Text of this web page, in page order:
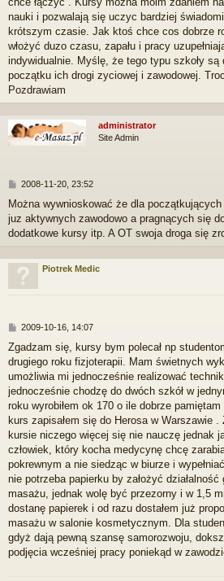
nauki i pozwalają się uczyc bardziej
krótszym czasie. Jak ktoś chce cos dobrze
włożyć duzo czasu, zapału i pracy
indywidualnie. Myślę, że tego typu szkoły są
początku ich drogi zyciowej i zawodowej.
Pozdrawiam
administrator
Site Admin
P
s
t
2008-11-20, 23:52
Można wywnioskować że dla
juz aktywnych zawodowo a pragnących się
dodatkowe kursy itp. A OT swoja droga się
Piotrek Medic
P
s
t
2009-10-16, 14:07
Zgadzam się, kursy bym polecał np
drugiego roku fizjoterapii. Mam świetnych
umożliwia mi jednocześnie realizować
jednocześnie chodzę do dwóch szkół w
roku wyrobiłem ok 170 o ile dobrze
kurs zapisałem się do Herosa w Warszawie
kursie niczego więcej się nie nauczę jednak
człowiek, który kocha medycynę chcę
pokrewnym a nie siedząc w biurze i
nie potrzeba papierku by założyć
masażu, jednak wolę być przezorny i w 1,5
dostanę papierek i od razu dostałem już
masażu w salonie kosmetycznym. Dla
gdyż dają pewną szansę samorozwoju,
podjęcia wcześniej pracy poniekąd w